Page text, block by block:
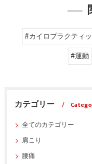
#カイロプラクティ
#運動
カテゴリー
全てのカテゴリー
肩こり
腰痛